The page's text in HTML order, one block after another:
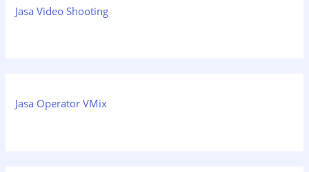
Jasa Video Shooting
Jasa Operator VMix